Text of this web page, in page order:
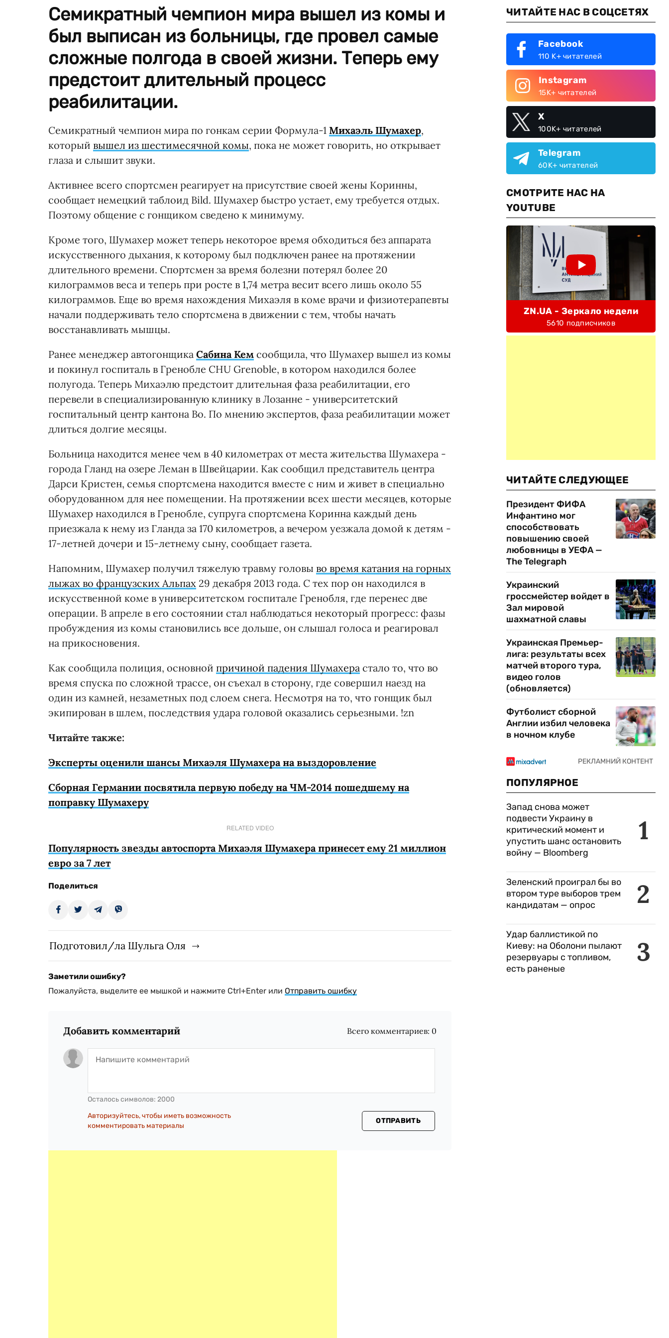
Семикратный чемпион мира вышел из комы и
был выписан из больницы, где провел самые
сложные полгода в своей жизни. Теперь ему
предстоит длительный процесс
реабилитации.
Семикратный чемпион мира по гонкам серии Формула-1 Михаэль Шумахер,
который вышел из шестимесячной комы, пока не может говорить, но открывает
глаза и слышит звуки.
Активнее всего спортсмен реагирует на присутствие своей жены Коринны,
сообщает немецкий таблоид Bild. Шумахер быстро устает, ему требуется отдых.
Поэтому общение с гонщиком сведено к минимуму.
Кроме того, Шумахер может теперь некоторое время обходиться без аппарата
искусственного дыхания, к которому был подключен ранее на протяжении
длительного времени. Спортсмен за время болезни потерял более 20
килограммов веса и теперь при росте в 1,74 метра весит всего лишь около 55
килограммов. Еще во время нахождения Михаэля в коме врачи и физиотерапевты
начали поддерживать тело спортсмена в движении с тем, чтобы начать
восстанавливать мышцы.
Ранее менеджер автогонщика Сабина Кем сообщила, что Шумахер вышел из комы
и покинул госпиталь в Гренобле CHU Grenoble, в котором находился более
полугода. Теперь Михаэлю предстоит длительная фаза реабилитации, его
перевели в специализированную клинику в Лозанне - университетский
госпитальный центр кантона Во. По мнению экспертов, фаза реабилитации может
длиться долгие месяцы.
Больница находится менее чем в 40 километрах от места жительства Шумахера -
города Гланд на озере Леман в Швейцарии. Как сообщил представитель центра
Дарси Кристен, семья спортсмена находится вместе с ним и живет в специально
оборудованном для нее помещении. На протяжении всех шести месяцев, которые
Шумахер находился в Гренобле, супруга спортсмена Коринна каждый день
приезжала к нему из Гланда за 170 километров, а вечером уезжала домой к детям -
17-летней дочери и 15-летнему сыну, сообщает газета.
Напомним, Шумахер получил тяжелую травму головы во время катания на горных
лыжах во французских Альпах 29 декабря 2013 года. С тех пор он находился в
искусственной коме в университетском госпитале Гренобля, где перенес две
операции. В апреле в его состоянии стал наблюдаться некоторый прогресс: фазы
пробуждения из комы становились все дольше, он слышал голоса и реагировал
на прикосновения.
Как сообщила полиция, основной причиной падения Шумахера стало то, что во
время спуска по сложной трассе, он съехал в сторону, где совершил наезд на
один из камней, незаметных под слоем снега. Несмотря на то, что гонщик был
экипирован в шлем, последствия удара головой оказались серьезными. !zn
Читайте также:
Эксперты оценили шансы Михаэля Шумахера на выздоровление
Сборная Германии посвятила первую победу на ЧМ-2014 пошедшему на
поправку Шумахеру
RELATED VIDEO
Популярность звезды автоспорта Михаэля Шумахера принесет ему 21 миллион
евро за 7 лет
Поделиться
Подготовил/ла Шульга Оля
Заметили ошибку?
Пожалуйста, выделите ее мышкой и нажмите Ctrl+Enter или Отправить ошибку
Добавить комментарий Всего комментариев: 0
Осталось символов: 2000
Авторизуйтесь, чтобы иметь возможность
комментировать материалы
ОТПРАВИТЬ
ЧИТАЙТЕ НАС В СОЦСЕТЯХ
Facebook
110 K+ читателей
Instagram
15K+ читателей
X
100K+ читателей
Telegram
60K+ читателей
СМОТРИТЕ НАС НА
YOUTUBE
ZN.UA - Зеркало недели
5610 подписчиков
ЧИТАЙТЕ СЛЕДУЮЩЕЕ
Президент ФИФА
Инфантино мог
способствовать
повышению своей
любовницы в УЕФА —
The Telegraph
Украинский
гроссмейстер войдет в
Зал мировой
шахматной славы
Украинская Премьер-
лига: результаты всех
матчей второго тура,
видео голов
(обновляется)
Футболист сборной
Англии избил человека
в ночном клубе
ПОПУЛЯРНОЕ
1
Запад снова может
подвести Украину в
критический момент и
упустить шанс остановить
войну — Bloomberg
2
Зеленский проиграл бы во
втором туре выборов трем
кандидатам — опрос
3
Удар баллистикой по
Киеву: на Оболони пылают
резервуары с топливом,
есть раненые